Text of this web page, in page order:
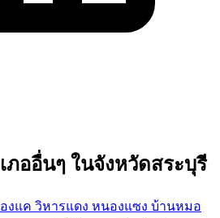
ออื่นๆ ในจังหวัดสระบุรี
งแค วิหารแดง หนองแซง บ้านหมอ